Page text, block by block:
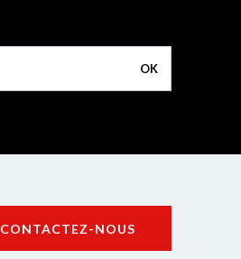
OK
CONTACTEZ-NOUS